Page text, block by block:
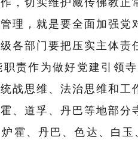
理，就是要全面加强
各部门要把压实主体
责作为做好党建引领
统战思维、 法治思维和 工
道孚、丹巴等地部分
霍、丹巴、色达、白玉